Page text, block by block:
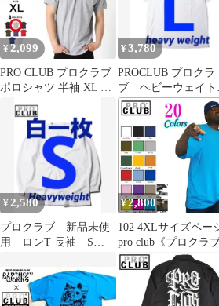
¥2,099
PRO CLUB プロクラブ
ポロシャツ 半袖 XL グ
レー 新品 美品 仕事
¥3,780
PROCLUB プロクラ
ブ ヘビーウェイ
シャツ L 白二枚
新品 半袖
¥ 2,580
プロクラブ 新品未使
用 ロンT 長袖 S
ヘビーウェイト
¥2,800
102 4XLサイズページ
pro club《プロクラ
コンフォート半袖無
Tシャツ